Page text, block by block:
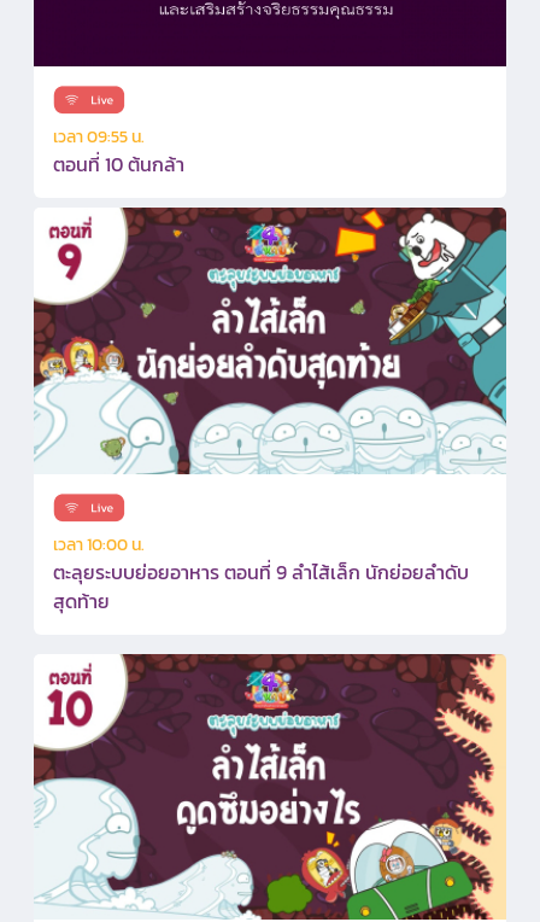
เวลา 09:55 น.
ตอนที่ 10 ต้นกล้า
เวลา 10:00 น.
ตะลุยระบบย่อยอาหาร ตอนที่ 9 ลำไส้เล็ก นักย่อยลำดับ
สุดท้าย